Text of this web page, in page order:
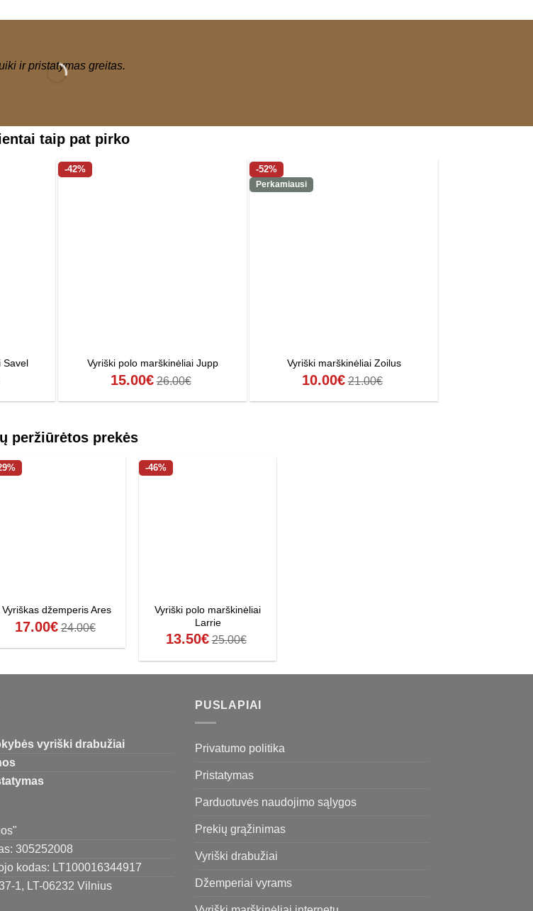
ir pristatymas greitas.
taip pat pirko
Savel
-42%
Vyriški polo marškinėliai Jupp
15.00€ 26.00€
-52%
Perkamiausi
Vyriški marškinėliai Zoilus
10.00€ 21.00€
peržiūrėtos prekės
Vyriškas džemperis Ares
17.00€ 24.00€
-46%
Vyriški polo marškinėliai
Larrie
13.50€ 25.00€
vyriški drabužiai
305252008
kodas: LT100016344917
1, LT-06232 Vilnius
PUSLAPIAI
Privatumo politika
Pristatymas
Parduotuvės naudojimo sąlygos
Prekių grąžinimas
Vyriški drabužiai
Džemperiai vyrams